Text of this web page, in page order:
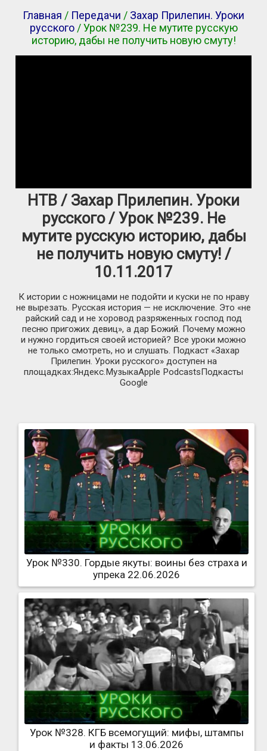
Главная / Передачи / Захар Прилепин. Уроки
русского/ Урок №239. Не мутите русскую
историю, дабы не получить новую смуту!
НТВ / Захар Прилепин. Уроки
русского / Урок №239. Не
мутите русскую историю, дабы
не получить новую смуту! /
10.11.2017
К истории с ножницами не подойти и куски не по нраву
не вырезать. Русская история — не исключение. Это «не
райский сад и не хоровод разряженных господ под
песню пригожих девиц», а дар Божий. Почему можно
и нужно гордиться своей историей? Все уроки можно
не только смотреть, но и слушать. Подкаст «Захар
Прилепин. Уроки русского» доступен на
площадках:Яндекс.МузыкаApple PodcastsПодкасты
Google
Урок №330. Гордые якуты: воины без страха и
упрека 22.06.2026
Урок №328. КГБ всемогущий: мифы, штампы
и факты 13.06.2026